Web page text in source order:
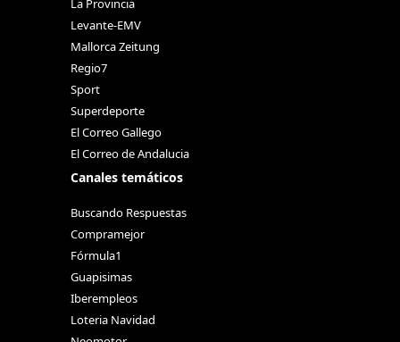
La Provincia
Levante-EMV
Mallorca Zeitung
Regio7
Sport
Superdeporte
El Correo Gallego
El Correo de Andalucia
Canales temáticos
Buscando Respuestas
Compramejor
Fórmula1
Guapisimas
Iberempleos
Loteria Navidad